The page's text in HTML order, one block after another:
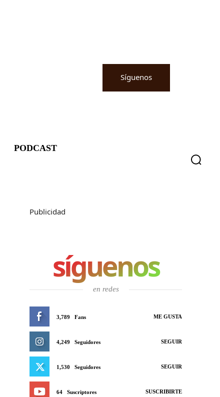
Síguenos
PODCAST
Publicidad
síguenos
en redes
3,789 Fans ME GUSTA
4,249 Seguidores SEGUIR
1,530 Seguidores SEGUIR
64 Suscriptores SUSCRIBIRTE